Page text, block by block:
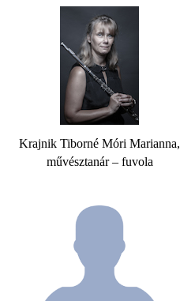
Krajnik Tiborné Móri Marianna,
művésztanár – fuvola